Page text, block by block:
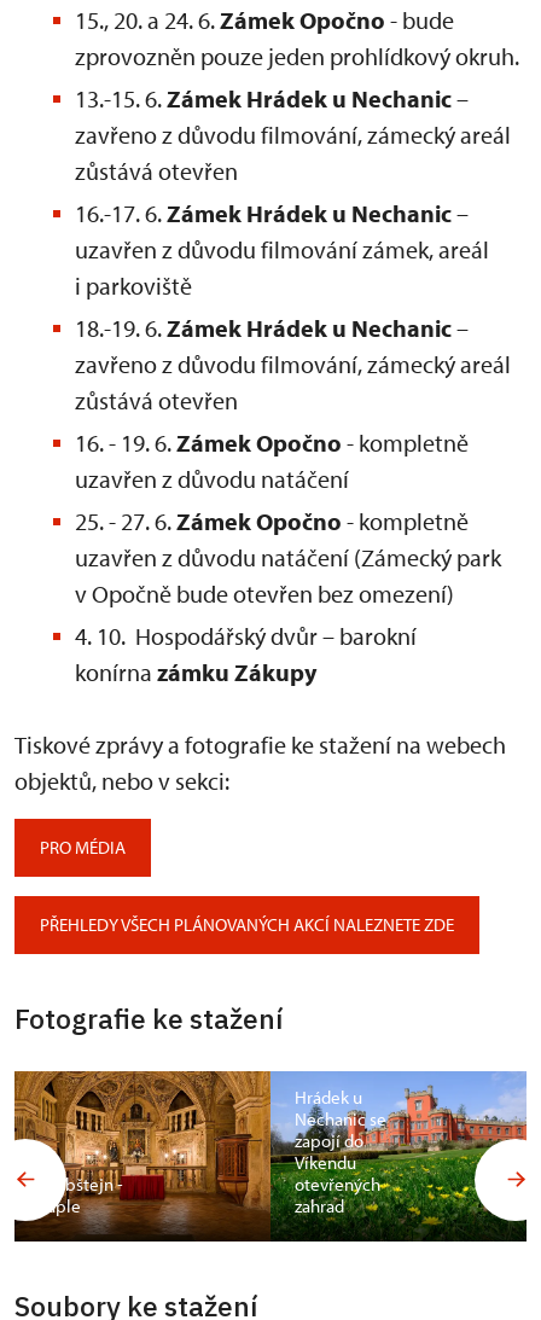
15., 20. a 24. 6.Zámek Opočno - bude
zprovozněn pouze jeden prohlídkový okruh.
13.-15. 6.Zámek Hrádek u Nechanic–
zavřeno z důvodu filmování, zámecký areál
zůstává otevřen
16.-17. 6.Zámek Hrádek u Nechanic–
uzavřen z důvodu filmování zámek, areál
i parkoviště
18.-19. 6.Zámek Hrádek u Nechanic–
zavřeno z důvodu filmování, zámecký areál
zůstává otevřen
16. - 19. 6.Zámek Opočno - kompletně
uzavřen z důvodu natáčení
25. - 27. 6.Zámek Opočno - kompletně
uzavřen z důvodu natáčení (Zámecký park
v Opočně bude otevřen bez omezení)
4. 10. Hospodářský dvůr – barokní
konírna zámku Zákupy
Tiskové zprávy a fotografie ke stažení na webech
objektů, nebo v sekci:
PRO MÉDIA
PŘEHLEDY VŠECH PLÁNOVANÝCH AKCÍ NALEZNETE ZDE
Fotografie ke stažení
Grabštejn -
kaple
Hrádek u
Nechanic se
zapojí do
Víkendu
otevřených
zahrad
Soubory ke stažení